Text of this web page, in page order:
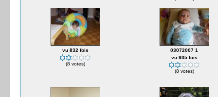
vu 832 fois
(8 votes)
03072007 1
vu 935 fois
(8 votes)